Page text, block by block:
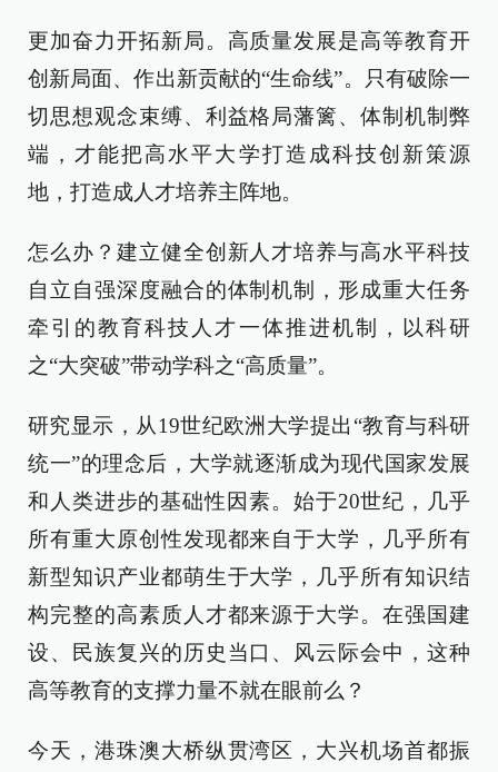
更加奋力开拓新局。高质量发展是高等教育开
创新局面、作出新贡献的“生命线”。只有破除一
切思想观念束缚、利益格局藩篱、体制机制弊
端，才能把高水平大学打造成科技创新策源
地，打造成人才培养主阵地。
怎么办？建立健全创新人才培养与高水平科技
自立自强深度融合的体制机制，形成重大任务
牵引的教育科技人才一体推进机制，以科研
之“大突破”带动学科之“高质量”。
研究显示，从19世纪欧洲大学提出“教育与科研
统一”的理念后，大学就逐渐成为现代国家发展
和人类进步的基础性因素。始于20世纪，几乎
所有重大原创性发现都来自于大学，几乎所有
新型知识产业都萌生于大学，几乎所有知识结
构完整的高素质人才都来源于大学。在强国建
设、民族复兴的历史当口、风云际会中，这种
高等教育的支撑力量不就在眼前么？
今天，港珠澳大桥纵贯湾区，大兴机场首都振